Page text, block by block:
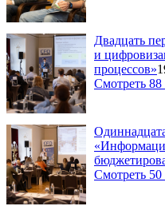
Двадцать
и
процессов»
Смотреть 88
Смотреть 50